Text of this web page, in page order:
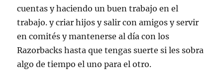
cuentas y haciendo un buen trabajo en el
trabajo. y criar hijos y salir con amigos y servir
en comités y mantenerse al día con los
Razorbacks hasta que tengas suerte si les sobra
algo de tiempo el uno para el otro.